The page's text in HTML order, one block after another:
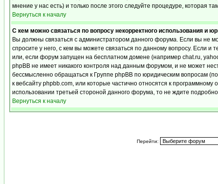
мнение у нас есть) и только после этого следуйте процедуре, которая
Вернуться к началу
С кем можно связаться по вопросу некорректного использования и
Вы должны связаться с администратором данного форума. Если вы не
спросите у него, с кем вы можете связаться по данному вопросу. Если
или, если форум запущен на бесплатном домене (например chat.ru,
phpBB не имеет никакого контроля над данным форумом, и не может
бессмысленно обращаться к Группе phpBB по юридическим вопросам
к вебсайту phpbb.com, или которые частично относятся к
использовании третьей стороной данного форума, то не ждите
Вернуться к началу
Перейти: